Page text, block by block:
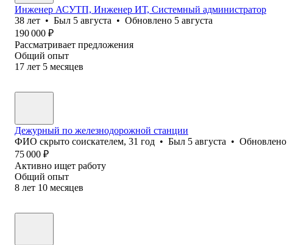
Инженер АСУТП, Инженер ИТ, Системный администратор
38 лет • Был 5 августа • Обновлено 5 августа
190 000 ₽
Рассматривает предложения
Общий опыт
17 лет 5 месяцев
Дежурный по железнодорожной станции
ФИО скрыто соискателем, 31 год • Был 5 августа • Обновлено
75 000 ₽
Активно ищет работу
Общий опыт
8 лет 10 месяцев